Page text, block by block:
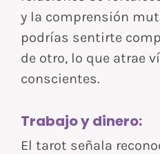
y la comprensión
podrías sentirte
de otro, lo que atrae
conscientes.
Trabajo y dinero:
El tarot señala